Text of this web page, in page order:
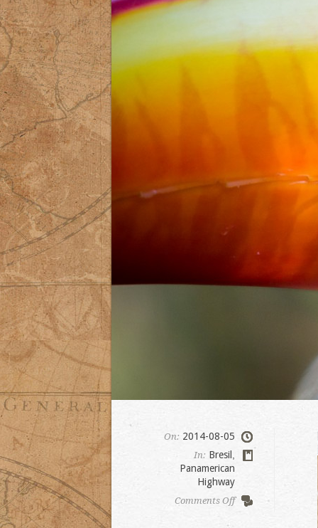
On: 2014-08-05
In: Bresil
Panamerican
Highway
Comments Offon